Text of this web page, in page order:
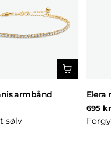
armbånd
sølv
Elera
pris
695